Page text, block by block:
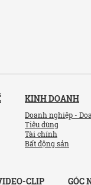
KINH DOANH
Doanh nghiệp -
Tiêu dùng
Tài chính
Bất động sản
CLIP GÓC